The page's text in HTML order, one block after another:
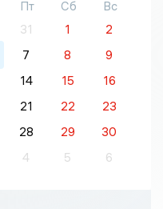
Пт Сб
Вс
31 1
2
7 8
9
14 15
16
21 22
23
28 29
30
4 5 6